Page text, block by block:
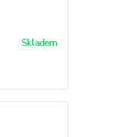
Skladem